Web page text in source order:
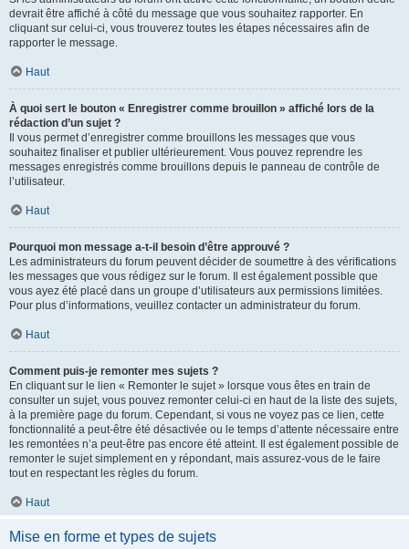
devrait être affiché à côté du message que vous souhaitez rapporter. En
cliquant sur celui-ci, vous trouverez toutes les étapes nécessaires afin de
rapporter le message.
Haut
À quoi sert le bouton « Enregistrer comme brouillon » affiché lors de la
rédaction d’un sujet ?
Il vous permet d’enregistrer comme brouillons les messages que vous
souhaitez finaliser et publier ultérieurement. Vous pouvez reprendre les
messages enregistrés comme brouillons depuis le panneau de contrôle de
l’utilisateur.
Haut
Pourquoi mon message a-t-il besoin d’être approuvé ?
Les administrateurs du forum peuvent décider de soumettre à des vérifications
les messages que vous rédigez sur le forum. Il est également possible que
vous ayez été placé dans un groupe d’utilisateurs aux permissions limitées.
Pour plus d’informations, veuillez contacter un administrateur du forum.
Haut
Comment puis-je remonter mes sujets ?
En cliquant sur le lien « Remonter le sujet » lorsque vous êtes en train de
consulter un sujet, vous pouvez remonter celui-ci en haut de la liste des sujets,
à la première page du forum. Cependant, si vous ne voyez pas ce lien, cette
fonctionnalité a peut-être été désactivée ou le temps d’attente nécessaire entre
les remontées n’a peut-être pas encore été atteint. Il est également possible de
remonter le sujet simplement en y répondant, mais assurez-vous de le faire
tout en respectant les règles du forum.
Haut
Mise en forme et types de sujets